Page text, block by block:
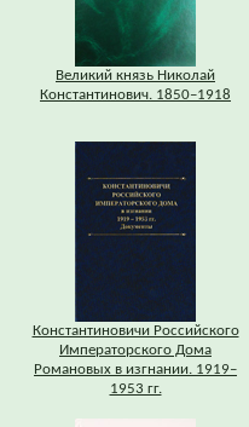
Великий князь Николай
Константинович. 1850–1918
Константиновичи Российского
Императорского Дома
Романовых в изгнании. 1919–
1953 гг.